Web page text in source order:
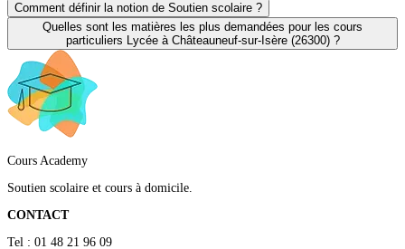
Comment définir la notion de Soutien scolaire ?
Quelles sont les matières les plus demandées pour les cours
particuliers Lycée à Châteauneuf-sur-Isère (26300) ?
Cours Academy
Soutien scolaire et cours à domicile.
CONTACT
Tel : 01 48 21 96 09